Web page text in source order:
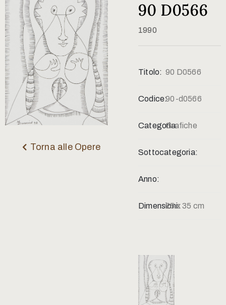
Contatti
Torna alle Opere
90 D0566
1990
Titolo: 90 D0566
Codice:90-d0566
Categoria:Grafiche
Sottocategoria:
Anno:
Dimensioni:25 x 35 cm